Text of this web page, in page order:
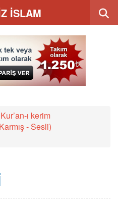
İSLAM
Kur’an-ı kerim
- Sesli)